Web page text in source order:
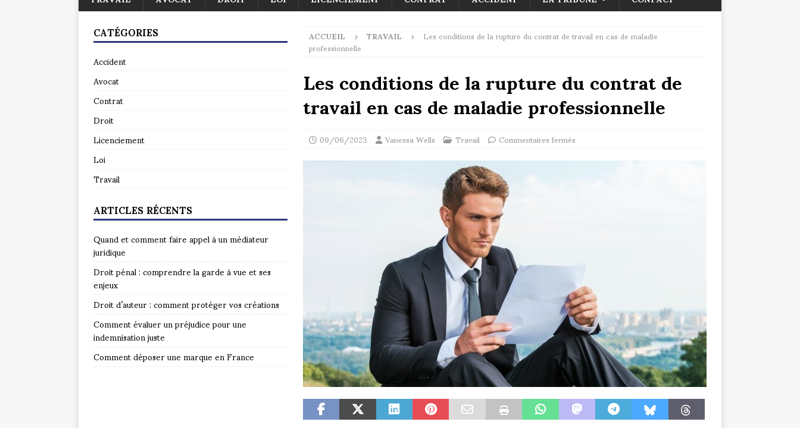
ACCUEIL TRAVAIL Les conditions de la rupture du contrat de travail en cas de maladie
professionnelle
Les conditions de la rupture du contrat de
travail en cas de maladie professionnelle
09/06/2023 Vanessa Wells Travail Commentaires fermés
CATÉGORIES
Accident
Avocat
Contrat
Droit
Licenciement
Loi
Travail
ARTICLES RÉCENTS
Quand et comment faire appel à un médiateur
juridique
Droit pénal : comprendre la garde à vue et ses
enjeux
Droit d’auteur : comment protéger vos créations
Comment évaluer un préjudice pour une
indemnisation juste
Comment déposer une marque en France